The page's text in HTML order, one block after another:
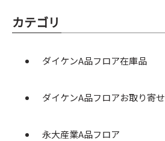
カテゴリ
ダイケンA品フロア在庫品
ダイケンA品フロアお取り寄せ
永大産業A品フロア